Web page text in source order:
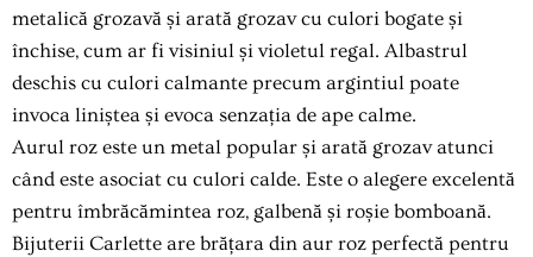
metalică grozavă și arată grozav cu culori bogate și
închise, cum ar fi visiniul și violetul regal. Albastrul
deschis cu culori calmante precum argintiul poate
invoca liniștea și evoca senzația de ape calme.
Aurul roz este un metal popular și arată grozav atunci
când este asociat cu culori calde. Este o alegere excelentă
pentru îmbrăcămintea roz, galbenă și roșie bomboană.
Bijuterii Carlette are brățara din aur roz perfectă pentru